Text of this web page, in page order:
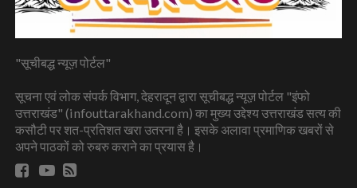
"सूचीबद्ध न्यूज़ पोर्टल"
सूचना एवं लोक संपर्क विभाग, देहरादून द्वारा सूचीबद्ध न्यूज़ पोर्टल "इंफो
उत्तराखंड" (infouttarakhand.com) का मुख्य उद्देश्य उत्तराखंड सत्य की
कसौटी पर शत-प्रतिशत खरा उतरना है। इसके अलावा प्रमाणिक खबरों से
अपने पाठकों को रुबरु कराने का प्रयास है।